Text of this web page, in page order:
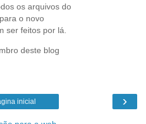
os arquivos do
o novo
ser feitos por lá.
deste blog
›
inicial